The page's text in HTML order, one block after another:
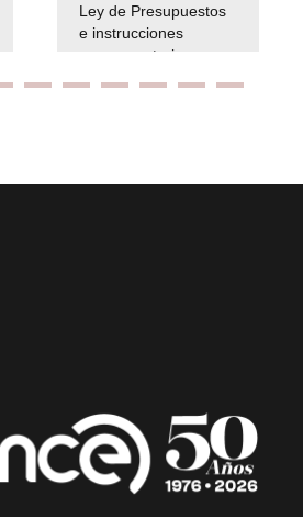
Ley de Presupuestos
e instrucciones
presuspuetarias